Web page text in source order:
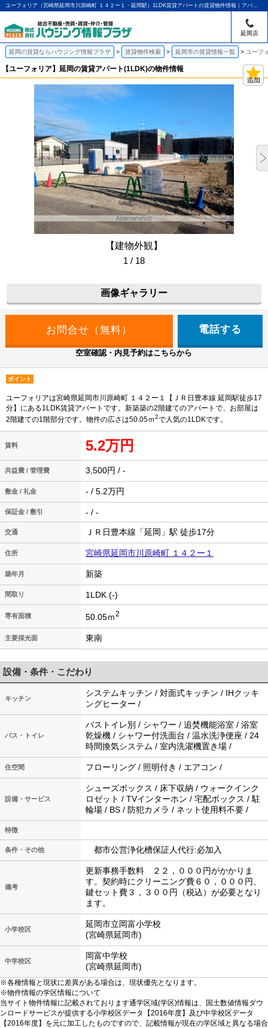
ユーフォリア（宮崎県延岡市川原崎町 １４２ー１・延岡駅）1LDK賃貸アパートの賃貸物件情報｜アパマンショップ延岡店｜ハウジング情報プラザ
延岡店
延岡の賃貸ならハウジング情報プラザ 賃貸物件検索 延岡市の賃貸情報一覧 ユーフ
【ユーフォリア】延岡の賃貸アパート(1LDK)の物件情報
【建物外観】
1 / 18
画像ギャラリー
電話する
空室確認・内見予約はこちらから
ポイント
ユーフォリアは宮崎県延岡市川原崎町 １４２ー１【ＪＲ日豊本線 延岡駅徒歩17
分】にある1LDK賃貸アパートです。新築築の2階建てのアパートで、お部屋は
2階建ての1階部分です。物件の広さは50.05ｍ2で人気の1LDKです。
賃料 5.2万円
共益費 / 管理費 3,500円 / -
敷金 / 礼金 - / 5.2万円
保証金 / 敷引 - / -
交通 ＪＲ日豊本線「延岡」駅 徒歩17分
住所 宮崎県延岡市川原崎町 １４２ー１
築年月 新築
間取り 1LDK (-)
専有面積 50.05ｍ2
主要採光面 東南
設備・条件・こだわり
キッチン
システムキッチン / 対面式キッチン / IHクッキ
ングヒーター /
バス・トイレ
バストイレ別 / シャワー / 追焚機能浴室 / 浴室
乾燥機 / シャワー付洗面台 / 温水洗浄便座 / 24
時間換気システム / 室内洗濯機置き場 /
住空間 フローリング / 照明付き / エアコン /
設備・サービス
シューズボックス / 床下収納 / ウォークインク
ロゼット / TVインターホン / 宅配ボックス / 駐
輪場 / BS / 防犯カメラ / ネット使用料不要 /
特徴
条件・その他 都市公営浄化槽保証人代行:必加入
備考
更新事務手数料 ２２，０００円がかかりま
す。契約時にクリーニング費６０，０００円、
鍵セット費３，３００円（税込）が必要となり
ます。
小学校区
延岡市立岡富小学校
(宮崎県延岡市)
中学校区
岡富中学校
(宮崎県延岡市)
※各種情報と現状に差異がある場合は、現状優先となります。
※物件情報の学区情報について
当サイト物件情報に記載されております通学区域(学区)情報は、国土数値情報ダウ
ンロードサービスが提供する小学校区データ【2016年度】及び中学校区データ
【2016年度】を元に加工したものですので、記載情報が現在の学区域と異なる場合